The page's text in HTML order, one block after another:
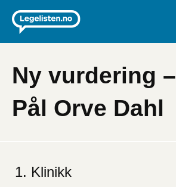
Ny vurdering –
Pål Orve Dahl
Klinikk